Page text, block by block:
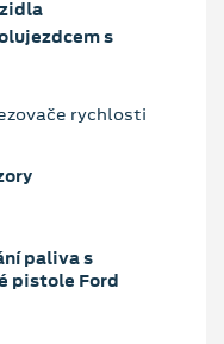
s
rychlosti
paliva s
pistole Ford